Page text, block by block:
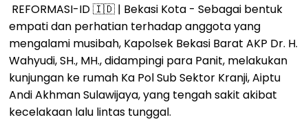
REFORMASI-ID 🇮🇩 | Bekasi Kota - Sebagai bentuk
empati dan perhatian terhadap anggota yang
mengalami musibah, Kapolsek Bekasi Barat AKP Dr. H.
Wahyudi, SH., MH., didampingi para Panit, melakukan
kunjungan ke rumah Ka Pol Sub Sektor Kranji, Aiptu
Andi Akhman Sulawijaya, yang tengah sakit akibat
kecelakaan lalu lintas tunggal.